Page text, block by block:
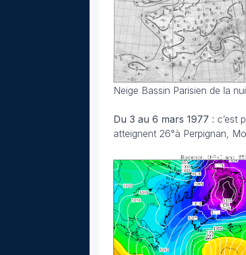
Neige Bassin Parisien de la
Du 3 au 6 mars 1977 : c’est
atteignent 26°à Perpignan,